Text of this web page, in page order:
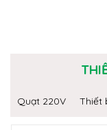
Quạt 220V Thiết